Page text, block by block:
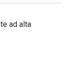
ad alta